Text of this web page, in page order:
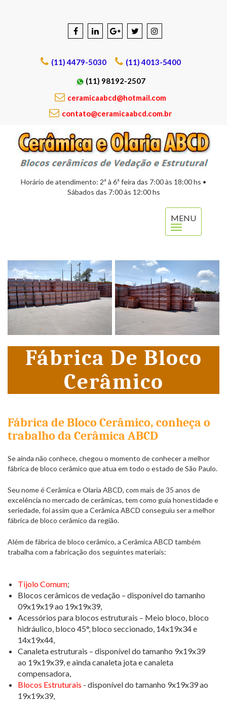
(11) 4479-5030 (11) 4013-5400
(11) 98192-2507
ceramicaabcd@hotmail.com
contato@ceramicaabcd.com.br
Horário de atendimento: 2ª à 6ª feira das 7:00 às 18:00 hs •
Sábados das 7:00 às 12:00 hs
MENU
Fábrica De Bloco
Cerâmico
Fábrica de Bloco Cerâmico, conheça o
trabalho da Cerâmica ABCD
Se ainda não conhece, chegou o momento de conhecer a melhor
fábrica de bloco cerâmico que atua em todo o estado de São Paulo.
Seu nome é Cerâmica e Olaria ABCD, com mais de 35 anos de
excelência no mercado de cerâmicas, tem como guia honestidade e
seriedade, foi assim que a Cerâmica ABCD conseguiu ser a melhor
fábrica de bloco cerâmico da região.
Além de fábrica de bloco cerâmico, a Cerâmica ABCD também
trabalha com a fabricação dos seguintes materiais:
Tijolo Comum;
Blocos cerâmicos de vedação – disponível do tamanho
09x19x19 ao 19x19x39,
Acessórios para blocos estruturais – Meio bloco, bloco
hidráulico, bloco 45°, bloco seccionado, 14x19x34 e
14x19x44,
Canaleta estruturais – disponível do tamanho 9x19x39
ao 19x19x39, e ainda canaleta jota e canaleta
compensadora,
Blocos Estruturais - disponível do tamanho 9x19x39 ao
19x19x39,